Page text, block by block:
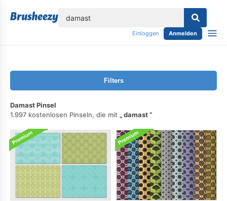
Einloggen Anmelden
Filters
Damast Pinsel
1.997 kostenlosen Pinseln, die mit
damast